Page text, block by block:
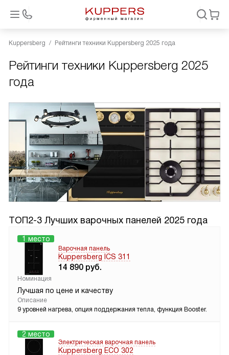
Kuppersberg Рейтинги техники Kuppersberg 2025 года
Рейтинги техники Kuppersberg 2025
года
ТОП2-3 Лучших варочных панелей 2025 года
1 место
Варочная панель
Kuppersberg ICS 311
14 890 руб.
Номинация
Лучшая по цене и качеству
Описание
9 уровней нагрева, опция поддержания тепла, функция Booster.
2 место
Электрическая варочная панель
Kuppersberg ECO 302